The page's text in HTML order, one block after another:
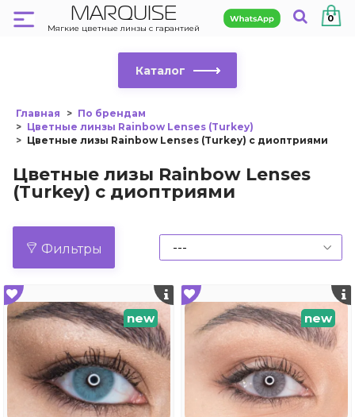
MARQUISE
Мягкие цветные линзы с гарантией
0
Каталог
Главная
По брендам
Цветные линзы Rainbow Lenses (Turkey)
Цветные лизы Rainbow Lenses (Turkey) с диоптриями
Цветные лизы Rainbow Lenses
(Turkey) с диоптриями
Фильтры
new new